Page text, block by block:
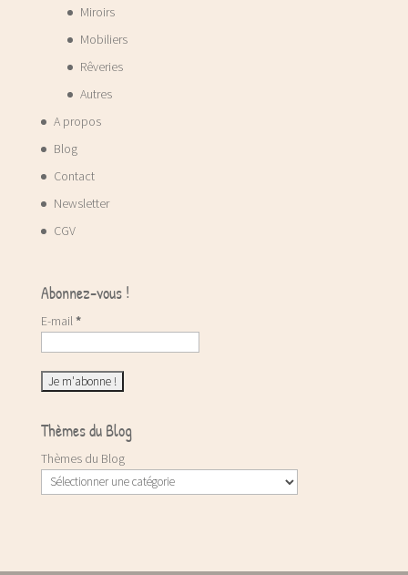
Miroirs
Mobiliers
Rêveries
Autres
A propos
Blog
Contact
Newsletter
CGV
Abonnez-vous !
E-mail*
Thèmes du Blog
Thèmes du Blog